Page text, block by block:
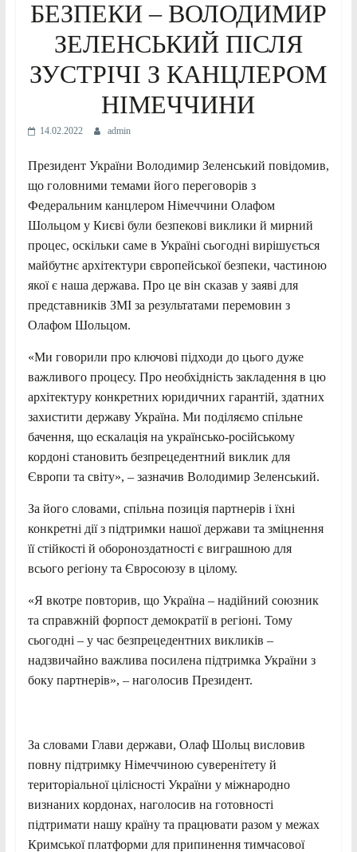
БЕЗПЕКИ – ВОЛОДИМИР
ЗЕЛЕНСЬКИЙ ПІСЛЯ
ЗУСТРІЧІ З КАНЦЛЕРОМ
НІМЕЧЧИНИ
14.02.2022 admin
Президент України Володимир Зеленський повідомив,
що головними темами його переговорів з
Федеральним канцлером Німеччини Олафом
Шольцом у Києві були безпекові виклики й мирний
процес, оскільки саме в Україні сьогодні вирішується
майбутнє архітектури європейської безпеки, частиною
якої є наша держава. Про це він сказав у заяві для
представників ЗМІ за результатами перемовин з
Олафом Шольцом.
«Ми говорили про ключові підходи до цього дуже
важливого процесу. Про необхідність закладення в цю
архітектуру конкретних юридичних гарантій, здатних
захистити державу Україна. Ми поділяємо спільне
бачення, що ескалація на українсько-російському
кордоні становить безпрецедентний виклик для
Європи та світу», – зазначив Володимир Зеленський.
За його словами, спільна позиція партнерів і їхні
конкретні дії з підтримки нашої держави та зміцнення
її стійкості й обороноздатності є виграшною для
всього регіону та Євросоюзу в цілому.
«Я вкотре повторив, що Україна – надійний союзник
та справжній форпост демократії в регіоні. Тому
сьогодні – у час безпрецедентних викликів –
надзвичайно важлива посилена підтримка України з
боку партнерів», – наголосив Президент.
За словами Глави держави, Олаф Шольц висловив
повну підтримку Німеччиною суверенітету й
територіальної цілісності України у міжнародно
визнаних кордонах, наголосив на готовності
підтримати нашу країну та працювати разом у межах
Кримської платформи для припинення тимчасової